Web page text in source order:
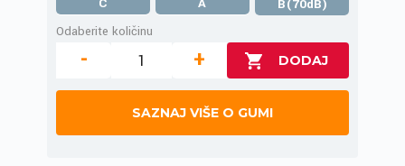
C A
B(70dB)
Odaberite količinu
- +
SAZNAJ VIŠE O GUMI